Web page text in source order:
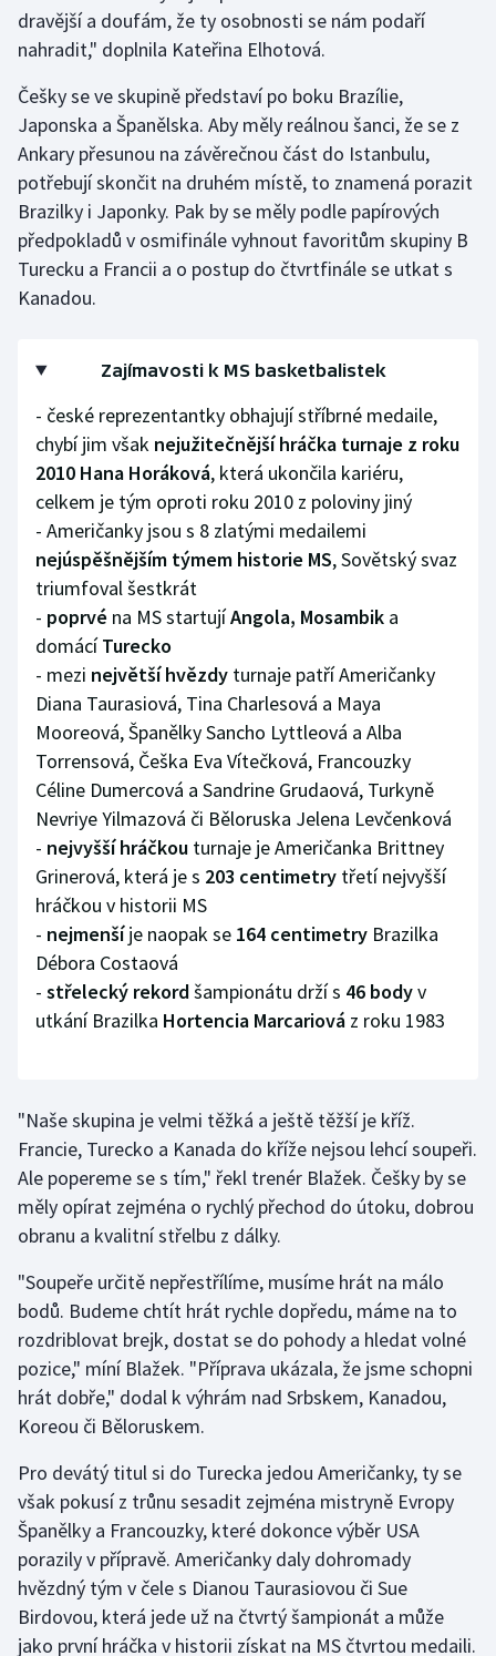
Lyže a snowboard
Moderní pětiboj
Motorsport
Olympijské hry
Parasport
Plavání
Plážový volejbal
Ragby
Rychlobruslení
Rychlostní kanoistika
Short track
Sportovní střelba
Stolní tenis
Triatlon
Veslování
Vodní slalom
Volejbal
Ostatní
dravější a doufám, že ty osobnosti se nám podaří
nahradit," doplnila Kateřina Elhotová.
Češky se ve skupině představí po boku Brazílie,
Japonska a Španělska. Aby měly reálnou šanci, že se z
Ankary přesunou na závěrečnou část do Istanbulu,
potřebují skončit na druhém místě, to znamená porazit
Brazilky i Japonky. Pak by se měly podle papírových
předpokladů v osmifinále vyhnout favoritům skupiny B
Turecku a Francii a o postup do čtvrtfinále se utkat s
Kanadou.
Zajímavosti k MS basketbalistek
- české reprezentantky obhajují stříbrné medaile,
chybí jim však nejužitečnější hráčka turnaje z roku
2010 Hana Horáková, která ukončila kariéru,
celkem je tým oproti roku 2010 z poloviny jiný
- Američanky jsou s 8 zlatými medailemi
nejúspěšnějším týmem historie MS, Sovětský svaz
triumfoval šestkrát
- poprvé na MS startujíAngola, Mosambik a
domácíTurecko
- mezi největší hvězdy turnaje patří Američanky
Diana Taurasiová, Tina Charlesová a Maya
Mooreová, Španělky Sancho Lyttleová a Alba
Torrensová, Češka Eva Vítečková, Francouzky
Céline Dumercová a Sandrine Grudaová, Turkyně
Nevriye Yilmazová či Běloruska Jelena Levčenková
- nejvyšší hráčkou turnaje je Američanka Brittney
Grinerová, která je s 203 centimetry třetí nejvyšší
hráčkou v historii MS
- nejmenšíje naopak se 164 centimetry Brazilka
Débora Costaová
- střelecký rekordšampionátu drží s 46 bodyv
utkání Brazilka Hortencia Marcariová z roku 1983
"Naše skupina je velmi těžká a ještě těžší je kříž.
Francie, Turecko a Kanada do kříže nejsou lehcí soupeři.
Ale popereme se s tím," řekl trenér Blažek. Češky by se
měly opírat zejména o rychlý přechod do útoku, dobrou
obranu a kvalitní střelbu z dálky.
"Soupeře určitě nepřestřílíme, musíme hrát na málo
bodů. Budeme chtít hrát rychle dopředu, máme na to
rozdriblovat brejk, dostat se do pohody a hledat volné
pozice," míní Blažek. "Příprava ukázala, že jsme schopni
hrát dobře," dodal k výhrám nad Srbskem, Kanadou,
Koreou či Běloruskem.
Pro devátý titul si do Turecka jedou Američanky, ty se
však pokusí z trůnu sesadit zejména mistryně Evropy
Španělky a Francouzky, které dokonce výběr USA
porazily v přípravě. Američanky daly dohromady
hvězdný tým v čele s Dianou Taurasiovou či Sue
Birdovou, která jede už na čtvrtý šampionát a může
jako první hráčka v historii získat na MS čtvrtou medaili.